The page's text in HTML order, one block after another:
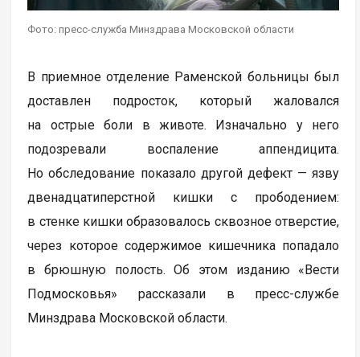
Фото: пресс-служба Минздрава Московской области
В приемное отделение Раменской больницы был
доставлен подросток, который жаловался
на острые боли в животе. Изначально у него
подозревали воспаление аппендицита.
Но обследование показало другой дефект — язву
двенадцатиперстной кишки с прободением:
в стенке кишки образовалось сквозное отверстие,
через которое содержимое кишечника попадало
в брюшную полость. Об этом изданию «Вести
Подмосковья» рассказали в пресс-службе
Минздрава Московской области.